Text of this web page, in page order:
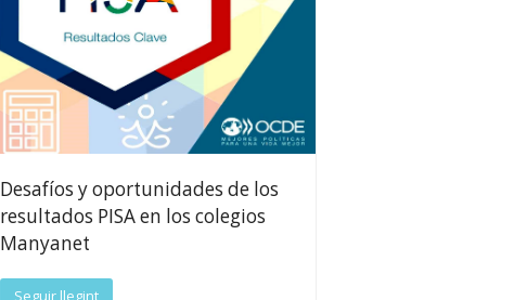
Desafíos y oportunidades de los
resultados PISA en los colegios
Manyanet
Seguir llegint